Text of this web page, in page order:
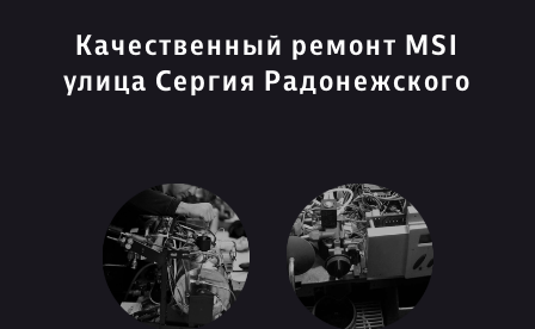
Качественный ремонт MSI
улица Сергия Радонежского